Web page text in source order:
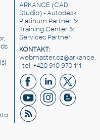
ARKANCE (CAD
Studio) - Autodesk
Platinum Partner &
Training Center &
Services Partner
KONTAKT:
| tel. +420 910 970 111